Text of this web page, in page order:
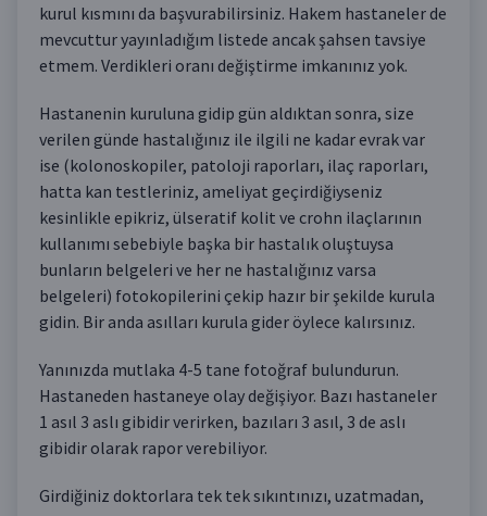
kurul kısmını da başvurabilirsiniz. Hakem hastaneler de
mevcuttur yayınladığım listede ancak şahsen tavsiye
etmem. Verdikleri oranı değiştirme imkanınız yok.
Hastanenin kuruluna gidip gün aldıktan sonra, size
verilen günde hastalığınız ile ilgili ne kadar evrak var
ise (kolonoskopiler, patoloji raporları, ilaç raporları,
hatta kan testleriniz, ameliyat geçirdiğiyseniz
kesinlikle epikriz, ülseratif kolit ve crohn ilaçlarının
kullanımı sebebiyle başka bir hastalık oluştuysa
bunların belgeleri ve her ne hastalığınız varsa
belgeleri) fotokopilerini çekip hazır bir şekilde kurula
gidin. Bir anda asılları kurula gider öylece kalırsınız.
Yanınızda mutlaka 4-5 tane fotoğraf bulundurun.
Hastaneden hastaneye olay değişiyor. Bazı hastaneler
1 asıl 3 aslı gibidir verirken, bazıları 3 asıl, 3 de aslı
gibidir olarak rapor verebiliyor.
Girdiğiniz doktorlara tek tek sıkıntınızı, uzatmadan,